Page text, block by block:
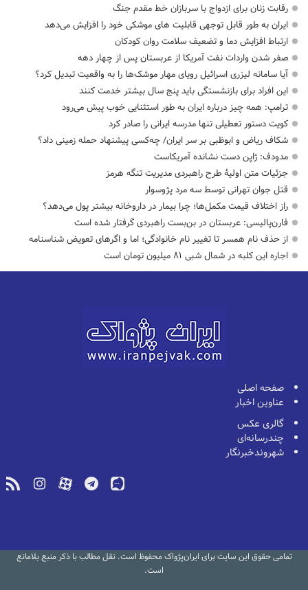
رقابت زنان برای ازدواج با سربازان خط مقدم جنگ
ایران به طور قابل توجهی قابلیت های موشکی خود را افزایش می‌دهد
ارتباط افزایش دما و تضعیف سلامت روان کودکان
صفر شدن واردات نفت آمریکا از عربستان پس از چهار دهه
آیا سامانه لیزری اسرائیل رویای مهار موشک‌ها را به واقعیت تبدیل کرد؟
این افراد برای بازنشستگی باید پنج سال بیشتر خدمت کنند
ترامپ: همه چیز درباره ایران به طور استثنایی خوب پیش می‌رود
کویت دستور تعطیلی تنها مدرسه ایرانی را صادر کرد
شکاف ریاض و ابوظبی بر سر ایران/ چه‌کسی پیشنهاد حمله زمینی داد؟
مدودف: ژاپن دست نشانده آمریکاست
جزئیات متن اولیۀ طرح راهبردی مدیریت تنگه هرمز
قتل جوان تهرانی توسط سه مرد پژوسوار
راز اختلاف قیمت مکمل‌ها؛ چرا بیمار در داروخانه بیشتر پول می‌دهد؟
فارن‌پالیسی: عربستان در بن‌بست راهبردی گرفتار شده است
از حذف نام همسر تا تغییر نام خانوادگی؛ اما و اگرهای تعویض شناسنامه
اجاره این کلبه در شمال شبی ۸۱ میلیون تومان است
صفحه اصلی
عناوین اخبار
گالری عکس
چندرسانه‌ای
شهروندخبرنگار
تمامی حقوق این سایت برای ایران‌پژواک محفوظ است. نقل مطالب با ذکر منبع بلامانع
است.